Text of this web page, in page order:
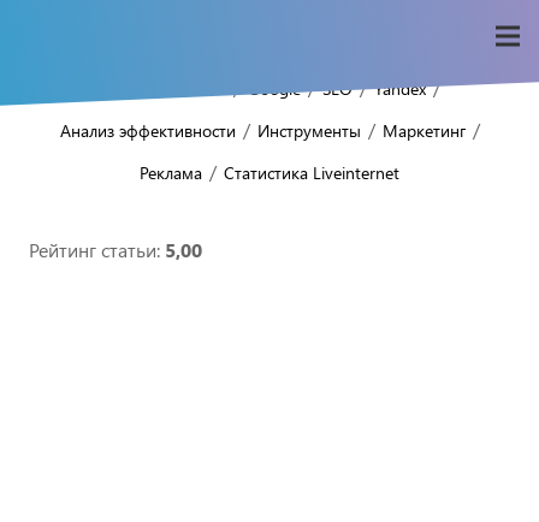
Google / SEO / Yandex /
Анализ эффективности / Инструменты / Маркетинг /
Реклама / Статистика Liveinternet
Рейтинг статьи: 5,00